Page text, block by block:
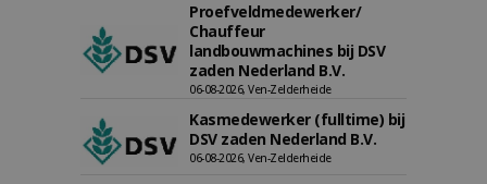
Proefveldmedewerker/
Chauffeur
landbouwmachines bij DSV
zaden Nederland B.V.
06-08-2026, Ven-Zelderheide
Kasmedewerker (fulltime) bij
DSV zaden Nederland B.V.
06-08-2026, Ven-Zelderheide